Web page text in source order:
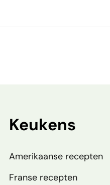
Keukens
Amerikaanse recepten
Franse recepten